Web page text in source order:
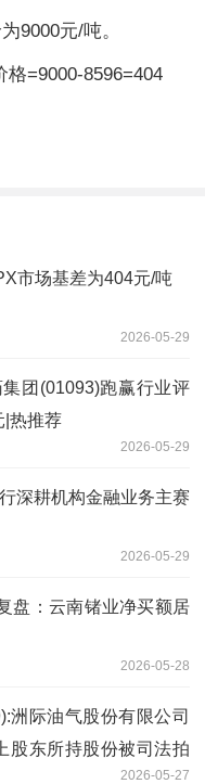
9000元/吨。
=9000-8596=404
市场基差为404元/吨
2026-05-29
团(01093)跑赢行业评
|热推荐
2026-05-29
深耕机构金融业务主赛
2026-05-29
盘：云南锗业净买额居
2026-05-28
洲际油气股份有限公司
股东所持股份被司法拍
2026-05-27